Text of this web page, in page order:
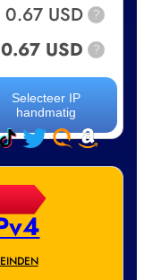
0.67 USD ?
0.67 USD ?
Selecteer IP
handmatig